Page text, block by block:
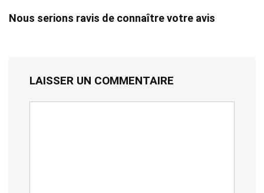
Nous serions ravis de connaître votre avis
LAISSER UN COMMENTAIRE